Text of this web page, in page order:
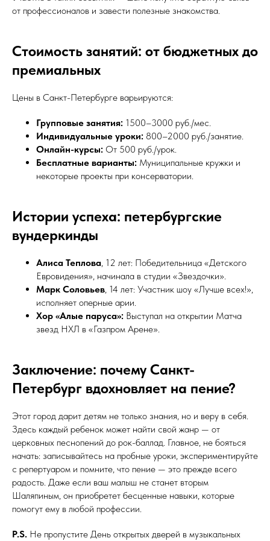
от профессионалов и завести полезные знакомства.
Стоимость занятий: от бюджетных до
премиальных
Цены в Санкт-Петербурге варьируются:
Групповые занятия: 1500–3000 руб./мес.
Индивидуальные уроки: 800–2000 руб./занятие.
Онлайн-курсы: От 500 руб./урок.
Бесплатные варианты: Муниципальные кружки и
некоторые проекты при консерватории.
Истории успеха: петербургские
вундеркинды
Алиса Теплова, 12 лет: Победительница «Детского
Евровидения», начинала в студии «Звездочки».
Марк Соловьев, 14 лет: Участник шоу «Лучше всех!»,
исполняет оперные арии.
Хор «Алые паруса»: Выступал на открытии Матча
звезд НХЛ в «Газпром Арене».
Заключение: почему Санкт-
Петербург вдохновляет на пение?
Этот город дарит детям не только знания, но и веру в себя.
Здесь каждый ребенок может найти свой жанр — от
церковных песнопений до рок-баллад. Главное, не бояться
начать: записывайтесь на пробные уроки, экспериментируйте
с репертуаром и помните, что пение — это прежде всего
радость. Даже если ваш малыш не станет вторым
Шаляпиным, он приобретет бесценные навыки, которые
помогут ему в любой профессии.
P.S. Не пропустите День открытых дверей в музыкальных